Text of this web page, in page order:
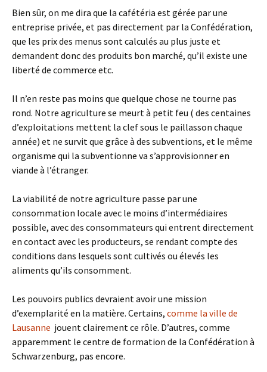
Bien sûr, on me dira que la cafétéria est gérée par une
entreprise privée, et pas directement par la Confédération,
que les prix des menus sont calculés au plus juste et
demandent donc des produits bon marché, qu’il existe une
liberté de commerce etc.
Il n’en reste pas moins que quelque chose ne tourne pas
rond. Notre agriculture se meurt à petit feu ( des centaines
d’exploitations mettent la clef sous le paillasson chaque
année) et ne survit que grâce à des subventions, et le même
organisme qui la subventionne va s’approvisionner en
viande à l’étranger.
La viabilité de notre agriculture passe par une
consommation locale avec le moins d’intermédiaires
possible, avec des consommateurs qui entrent directement
en contact avec les producteurs, se rendant compte des
conditions dans lesquels sont cultivés ou élevés les
aliments qu’ils consomment.
Les pouvoirs publics devraient avoir une mission
d’exemplarité en la matière. Certains, comme la ville de
Lausanne jouent clairement ce rôle. D’autres, comme
apparemment le centre de formation de la Confédération à
Schwarzenburg, pas encore.